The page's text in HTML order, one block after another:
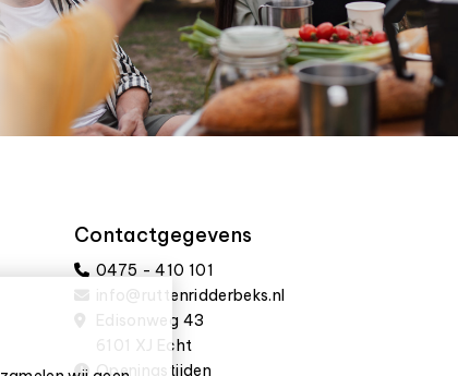
Contactgegevens
0475 - 410 101
info@ruttenridderbeks.nl
Edisonweg 43
6101 XJ Echt
Openingstijden